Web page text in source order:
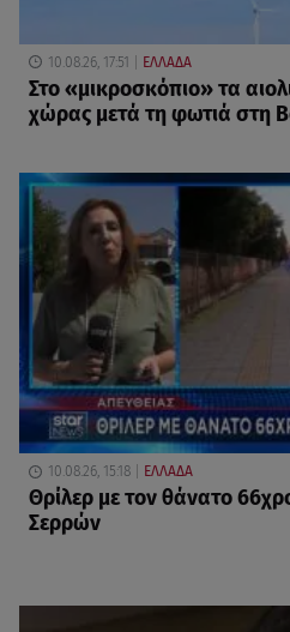
10.08.26, 17:51 ΕΛΛΑΔΑ
Στο «μικροσκόπιο» τα
χώρας μετά τη φωτιά στη
10.08.26, 15:18 ΕΛΛΑΔΑ
Θρίλερ με τον θάνατο
Σερρών